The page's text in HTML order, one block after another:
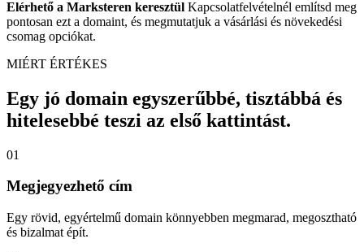
Elérhető a Marksteren keresztül Kapcsolatfelvételnél említsd meg
pontosan ezt a domaint, és megmutatjuk a vásárlási és növekedési
csomag opciókat.
MIÉRT ÉRTÉKES
Egy jó domain egyszerűbbé, tisztábbá és
hitelesebbé teszi az első kattintást.
01
Megjegyezhető cím
Egy rövid, egyértelmű domain könnyebben megmarad, megosztható
és bizalmat épít.